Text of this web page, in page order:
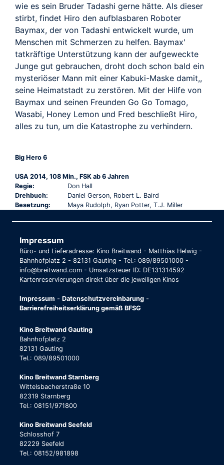
TRAILER
wie es sein Bruder Tadashi gerne hätte. Als dieser
stirbt, findet Hiro den aufblasbaren Roboter
Baymax, der von Tadashi entwickelt wurde, um
Menschen mit Schmerzen zu helfen. Baymax'
tatkräftige Unterstützung kann der aufgeweckte
Junge gut gebrauchen, droht doch schon bald ein
mysteriöser Mann mit einer Kabuki-Maske damit,,
seine Heimatstadt zu zerstören. Mit der Hilfe von
Baymax und seinen Freunden Go Go Tomago,
Wasabi, Honey Lemon und Fred beschließt Hiro,
alles zu tun, um die Katastrophe zu verhindern.
Big Hero 6
USA 2014, 108 Min., FSK ab 6 Jahren
Regie:
Don Hall
Drehbuch:
Daniel Gerson, Robert L. Baird
Besetzung:
Maya Rudolph, Ryan Potter, T.J. Miller
Impressum
Büro- und Lieferadresse: Kino Breitwand - Matthias Helwig -
Bahnhofplatz 2 - 82131 Gauting - Tel.: 089/89501000 -
info@breitwand.com - Umsatzsteuer ID: DE131314592
Kartenreservierungen direkt über die jeweiligen Kinos
Impressum - Datenschutzvereinbarung -
Barrierefreiheitserklärung gemäß BFSG
Kino Breitwand Gauting
Bahnhofplatz 2
82131 Gauting
Tel.: 089/89501000
Kino Breitwand Starnberg
Wittelsbacherstraße 10
82319 Starnberg
Tel.: 08151/971800
Kino Breitwand Seefeld
Schlosshof 7
82229 Seefeld
Tel.: 08152/981898